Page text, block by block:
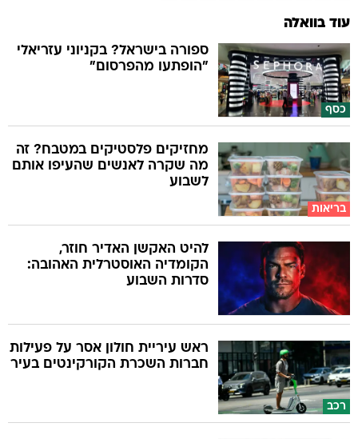
עוד בוואלה
כסף
ספורה בישראל? בקניוני עזריאלי
"הופתעו מהפרסום"
בריאות
מחזיקים פלסטיקים במטבח? זה
מה שקרה לאנשים שהעיפו אותם
לשבוע
להיט האקשן האדיר חוזר,
הקומדיה האוסטרלית האהובה:
סדרות השבוע
רכב
ראש עיריית חולון אסר על פעילות
חברות השכרת הקורקינטים בעיר